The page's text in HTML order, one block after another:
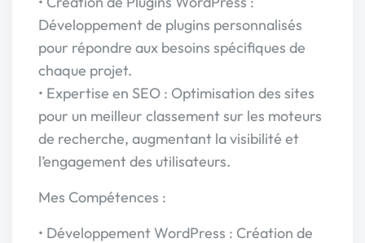
Développement de plugins personnalisés
pour répondre aux besoins spécifiques de
chaque projet.
• Expertise en SEO : Optimisation des sites
pour un meilleur classement sur les moteurs
de recherche, augmentant la visibilité et
l’engagement des utilisateurs.
Mes Compétences :
• Développement WordPress : Création de